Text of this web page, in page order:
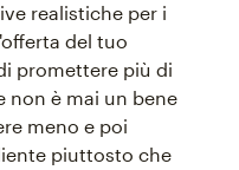
realistiche per i
del tuo
promettere più di
non è mai un bene
meno e poi
piuttosto che